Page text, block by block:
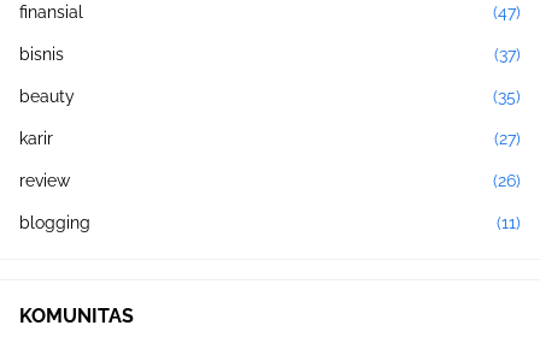
finansial (47)
bisnis (37)
beauty (35)
karir (27)
review (26)
blogging (11)
KOMUNITAS